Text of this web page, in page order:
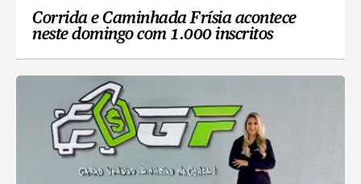
Corrida e Caminhada Frísia acontece
neste domingo com 1.000 inscritos